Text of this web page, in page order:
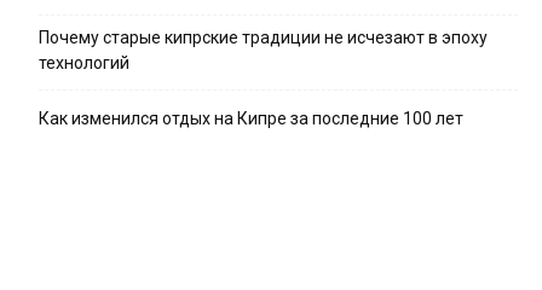
Почему старые кипрские традиции не исчезают в эпоху
технологий
Как изменился отдых на Кипре за последние 100 лет